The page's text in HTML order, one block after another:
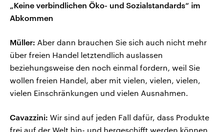
„Keine verbindlichen Öko- und Sozialstandards“ im
Abkommen
Müller: Aber dann brauchen Sie sich auch nicht mehr
über freien Handel letztendlich auslassen
beziehungsweise den noch einmal fordern, weil Sie
wollen freien Handel, aber mit vielen, vielen, vielen,
vielen Einschränkungen und vielen Ausnahmen.
Cavazzini: Wir sind auf jeden Fall dafür, dass Produkte
frei auf der Welt hin- und hergeschifft werden können